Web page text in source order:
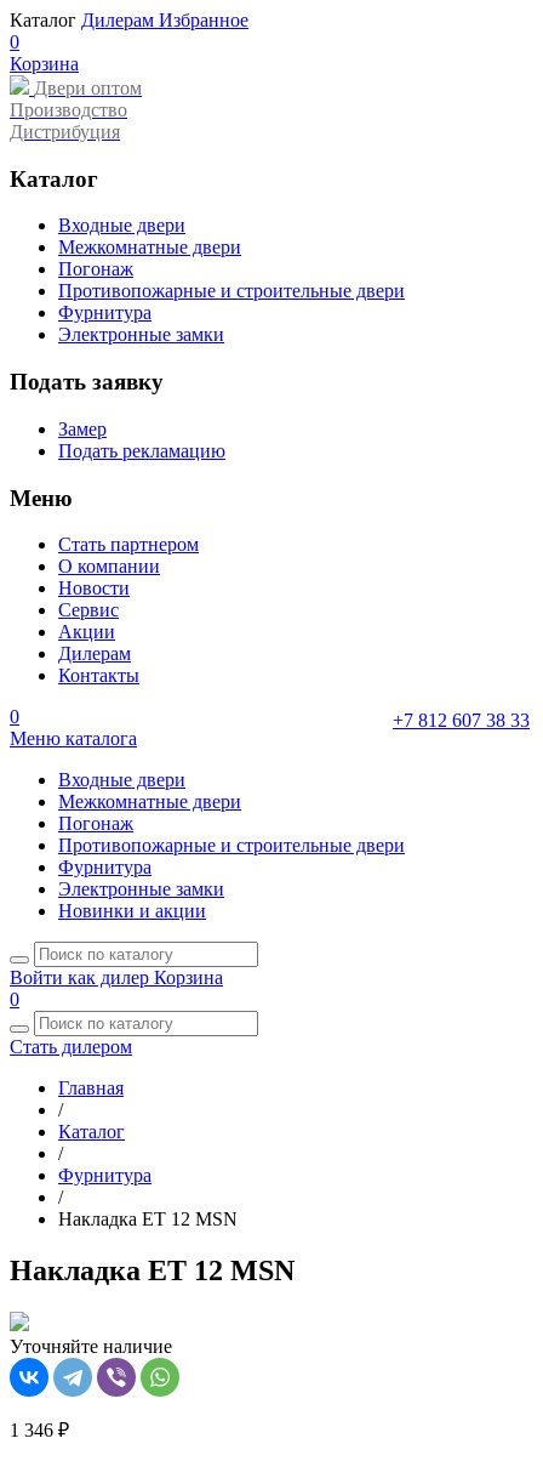
Каталог Дилерам Избранное
0
Корзина
Двери оптом
Производство
Дистрибуция
Каталог
Входные двери
Межкомнатные двери
Погонаж
Противопожарные и строительные двери
Фурнитура
Электронные замки
Подать заявку
Замер
Подать рекламацию
Меню
Стать партнером
О компании
Новости
Сервис
Акции
Дилерам
Контакты
+7 812 607 38 33
0
Меню каталога
Входные двери
Межкомнатные двери
Погонаж
Противопожарные и строительные двери
Фурнитура
Электронные замки
Новинки и акции
Войти как дилер Корзина
0
Стать дилером
Главная
/
Каталог
/
Фурнитура
/
Накладка ET 12 MSN
Накладка ET 12 MSN
Уточняйте наличие
1 346 ₽